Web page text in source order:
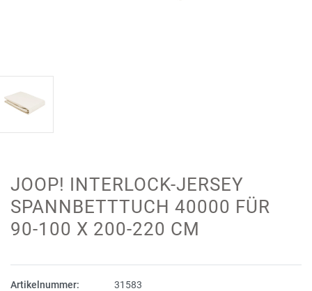
JOOP! INTERLOCK-JERSEY
SPANNBETTTUCH 40000 FÜR
90-100 X 200-220 CM
Artikelnummer:
31583